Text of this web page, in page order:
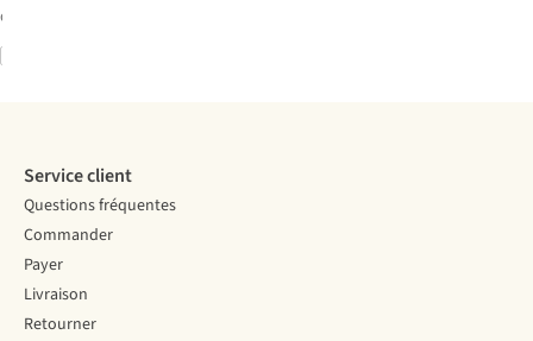
disponible
Service client
Questions fréquentes
Commander
Payer
Livraison
Retourner